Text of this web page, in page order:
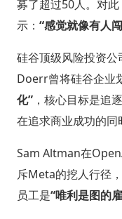
募了超过50人。对
示： “感觉就像有人
硅谷顶级风险投资
Doerr曾将硅谷企业
化”，核心目标是追
在追求商业成功的同
Sam Altman在
斥Meta的挖人行径
员工是“唯利是图的